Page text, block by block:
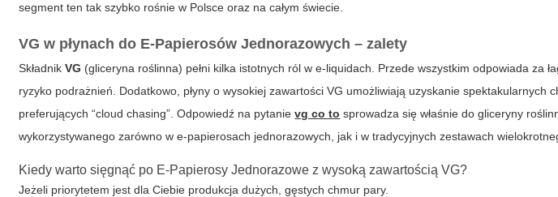
segment ten tak szybko rośnie w Polsce oraz na całym świecie.
VG w płynach do E-Papierosów Jednorazowych – zalety
SkładnikVG (gliceryna roślinna) pełni kilka istotnych ról w e-liquidach. Przede wszystkim odpowiada za
ryzyko podrażnień. Dodatkowo, płyny o wysokiej zawartości VG umożliwiają uzyskanie spektakularnych
preferujących “cloud chasing”. Odpowiedź na pytanievg co to sprowadza się właśnie do gliceryny
wykorzystywanego zarówno w e-papierosach jednorazowych, jak i w tradycyjnych zestawach
Kiedy warto sięgnąć po E-Papierosy Jednorazowe z wysoką zawartością VG?
Jeżeli priorytetem jest dla Ciebie produkcja dużych, gęstych chmur pary.